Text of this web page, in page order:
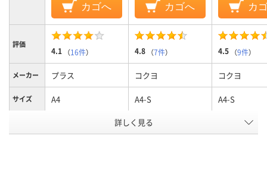
カゴへ カゴへ カ
評価
4.1 （16件） 4.8 （7件） 4.5 （9件）
メーカー プラス コクヨ コクヨ
サイズ A4 A4-S A4-S
2、2穴
詳しく見る